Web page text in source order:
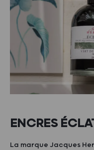
ENCRES
La marque Jacques